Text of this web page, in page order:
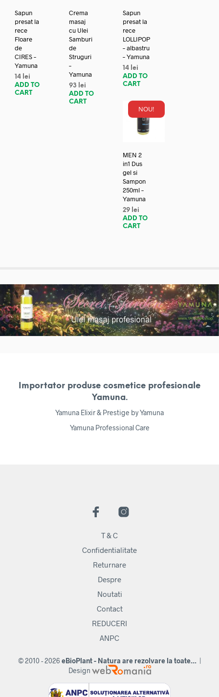
Sapun
presat la
rece
Floare
de
CIRES –
Yamuna
14 lei
ADD TO
CART
Crema
masaj
cu Ulei
Samburi
de
Struguri
–
Yamuna
93
lei
ADD TO
CART
Sapun
presat la
rece
LOLLIPOP
– albastru
– Yamuna
14 lei
ADD TO
CART
NOU!
MEN 2
in1 Dus
gel si
Sampon
250ml –
Yamuna
29 lei
ADD TO
CART
Importator produse cosmetice profesionale
Yamuna.
Yamuna Elixir & Prestige by Yamuna
Yamuna Professional Care
T & C
Confidentialitate
Returnare
Despre
Noutati
Contact
REDUCERI
ANPC
© 2010 - 2026 eBioPlant - Natura are rezolvare la toate... |
Design